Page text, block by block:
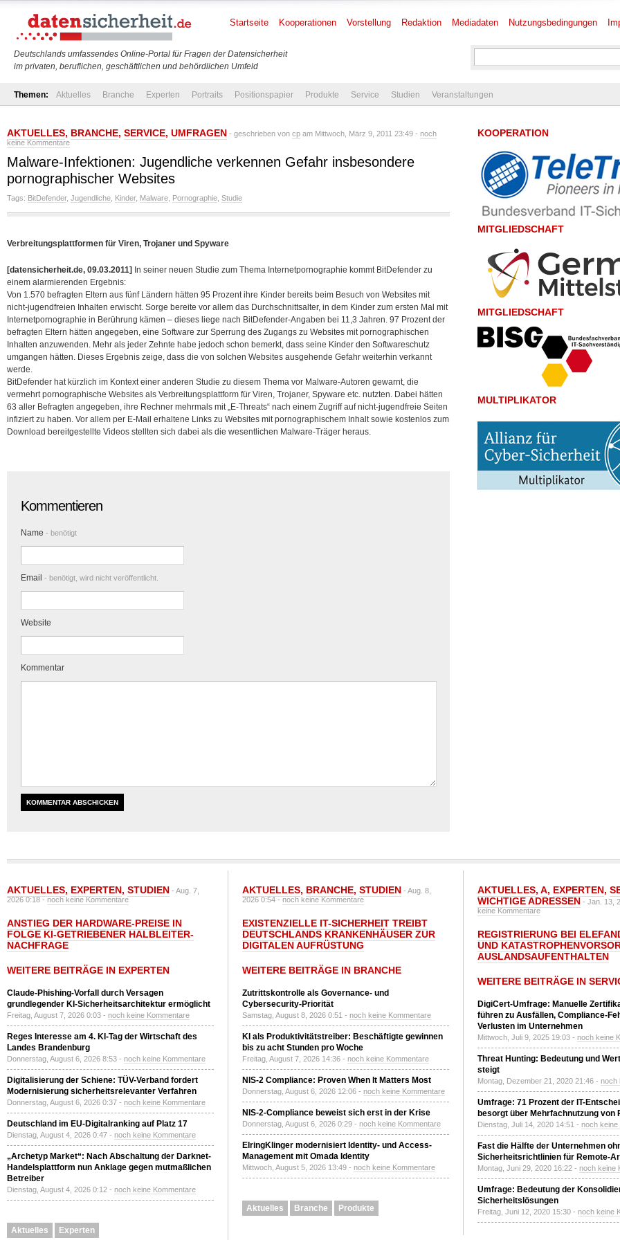
Deutschlands umfassendes Online-Portal für Fragen der Datensicherheit
im privaten, beruflichen, geschäftlichen und behördlichen Umfeld
Startseite Kooperationen Vorstellung Redaktion Mediadaten Nutzungsbedingungen
Themen: Aktuelles Branche Experten Portraits Positionspapier Produkte Service Studien Veranstaltungen
AKTUELLES, BRANCHE, SERVICE, UMFRAGEN - geschrieben von cp am Mittwoch, März 9, 2011 23:49 - noch
keine Kommentare
Malware-Infektionen: Jugendliche verkennen Gefahr insbesondere
pornographischer Websites
Tags: BitDefender, Jugendliche Kinder, Malware Pornographie Studie
Verbreitungsplattformen für Viren, Trojaner und Spyware
[datensicherheit.de, 09.03.2011] In seiner neuen Studie zum Thema Internetpornographie kommt BitDefender zu
einem alarmierenden Ergebnis:
Von 1.570 befragten Eltern aus fünf Ländern hätten 95 Prozent ihre Kinder bereits beim Besuch von Websites mit
nicht-jugendfreien Inhalten erwischt. Sorge bereite vor allem das Durchschnittsalter, in dem Kinder zum ersten Mal mit
Internetpornographie in Berührung kämen – dieses liege nach BitDefender-Angaben bei 11,3 Jahren. 97 Prozent der
befragten Eltern hätten angegeben, eine Software zur Sperrung des Zugangs zu Websites mit pornographischen
Inhalten anzuwenden. Mehr als jeder Zehnte habe jedoch schon bemerkt, dass seine Kinder den Softwareschutz
umgangen hätten. Dieses Ergebnis zeige, dass die von solchen Websites ausgehende Gefahr weiterhin verkannt
werde.
BitDefender hat kürzlich im Kontext einer anderen Studie zu diesem Thema vor Malware-Autoren gewarnt, die
vermehrt pornographische Websites als Verbreitungsplattform für Viren, Trojaner, Spyware etc. nutzten. Dabei hätten
63 aller Befragten angegeben, ihre Rechner mehrmals mit „E-Threats“ nach einem Zugriff auf nicht-jugendfreie Seiten
infiziert zu haben. Vor allem per E-Mail erhaltene Links zu Websites mit pornographischem Inhalt sowie kostenlos zum
Download bereitgestellte Videos stellten sich dabei als die wesentlichen Malware-Träger heraus.
Kommentieren
Name - benötigt
Email - benötigt, wird nicht veröffentlicht.
Website
Kommentar
KOOPERATION
MITGLIEDSCHAFT
MITGLIEDSCHAFT
MULTIPLIKATOR
AKTUELLES, EXPERTEN, STUDIEN - Aug. 7,
2026 0:18 -noch keine Kommentare
ANSTIEG DER HARDWARE-PREISE IN
FOLGE KI-GETRIEBENER HALBLEITER-
NACHFRAGE
WEITERE BEITRÄGE IN EXPERTEN
Claude-Phishing-Vorfall durch Versagen
grundlegender KI-Sicherheitsarchitektur ermöglicht
Freitag, August 7, 2026 0:03 - noch keine Kommentare
Reges Interesse am 4. KI-Tag der Wirtschaft des
Landes Brandenburg
Donnerstag, August 6, 2026 8:53 - noch keine Kommentare
Digitalisierung der Schiene: TÜV-Verband fordert
Modernisierung sicherheitsrelevanter Verfahren
Donnerstag, August 6, 2026 0:37 - noch keine Kommentare
Deutschland im EU-Digitalranking auf Platz 17
Dienstag, August 4, 2026 0:47 - noch keine Kommentare
„Archetyp Market“: Nach Abschaltung der Darknet-
Handelsplattform nun Anklage gegen mutmaßlichen
Betreiber
Dienstag, August 4, 2026 0:12 - noch keine Kommentare
Aktuelles Experten
AKTUELLES, BRANCHE, STUDIEN - Aug. 8,
2026 0:54 -noch keine Kommentare
EXISTENZIELLE IT-SICHERHEIT TREIBT
DEUTSCHLANDS KRANKENHÄUSER ZUR
DIGITALEN AUFRÜSTUNG
WEITERE BEITRÄGE IN BRANCHE
Zutrittskontrolle als Governance- und
Cybersecurity-Priorität
Samstag, August 8, 2026 0:51 - noch keine Kommentare
KI als Produktivitätstreiber: Beschäftigte gewinnen
bis zu acht Stunden pro Woche
Freitag, August 7, 2026 14:36 - noch keine Kommentare
NIS-2 Compliance: Proven When It Matters Most
Donnerstag, August 6, 2026 12:06 - noch keine Kommentare
NIS-2-Compliance beweist sich erst in der Krise
Donnerstag, August 6, 2026 0:29 - noch keine Kommentare
ElringKlinger modernisiert Identity- und Access-
Management mit Omada Identity
Mittwoch, August 5, 2026 13:49 - noch keine Kommentare
Aktuelles Branche Produkte
AKTUELLES, A, EXPERTEN,
WICHTIGE ADRESSEN - Jan. 13,
keine Kommentare
REGISTRIERUNG BEI
UND
AUSLANDSAUFENTHALTEN
WEITERE BEITRÄGE IN
DigiCert-Umfrage: Manuelle
führen zu Ausfällen, Compliance-
Verlusten im Unternehmen
Mittwoch, Juli 9, 2025 19:03 - noch keine
Threat Hunting: Bedeutung und
steigt
Montag, Dezember 21, 2020 21:46 - noch
Umfrage: 71 Prozent der IT-
besorgt über Mehrfachnutzung von
Dienstag, Juli 14, 2020 14:51 - noch keine
Fast die Hälfte der Unternehmen
Sicherheitsrichtlinien für Remote-
Montag, Juni 29, 2020 16:22 - noch keine
Umfrage: Bedeutung der
Sicherheitslösungen
Freitag, Juni 12, 2020 15:30 - noch keine